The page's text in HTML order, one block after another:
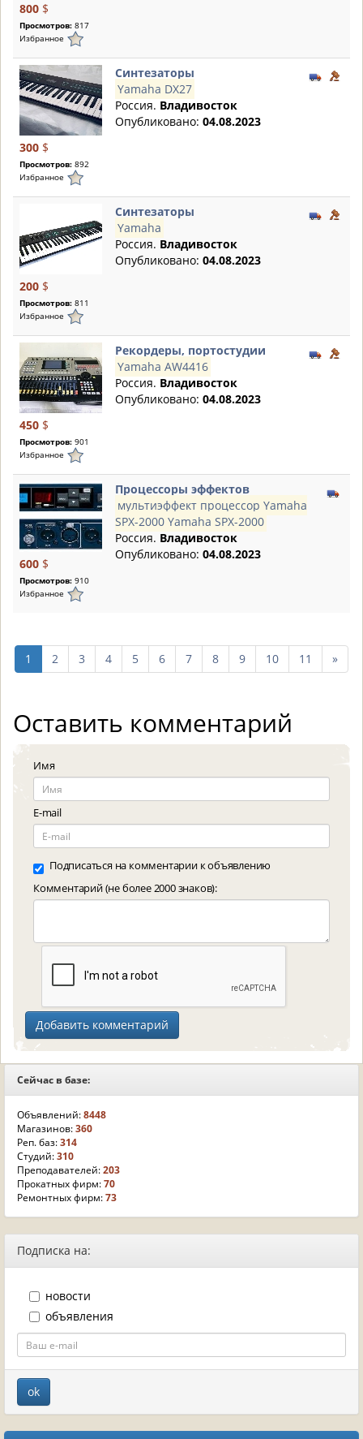
800 $
Просмотров: 817
Избранное
300 $
Просмотров: 892
Избранное
Синтезаторы
Yamaha DX27
Россия. Владивосток
Опубликовано: 04.08.2023
200 $
Просмотров: 811
Избранное
Синтезаторы
Yamaha
Россия. Владивосток
Опубликовано: 04.08.2023
450 $
Просмотров: 901
Избранное
Рекордеры, портостудии
Yamaha AW4416
Россия. Владивосток
Опубликовано: 04.08.2023
600 $
Просмотров: 910
Избранное
Процессоры эффектов
мультиэффект процессор Yamaha
SPX-2000 Yamaha SPX-2000
Россия. Владивосток
Опубликовано: 04.08.2023
1 2 3 4 5 6 7 8 9 10 11 »
10
Оставить комментарий
Имя
E-mail
Подписаться на комментарии к объявлению
Комментарий (не более 2000 знаков):
Сейчас в базе:
Объявлений:8448
Магазинов:360
Реп. баз:314
Студий:310
Преподавателей:203
Прокатных фирм:70
Ремонтных фирм:73
Подписка на:
новости
объявления